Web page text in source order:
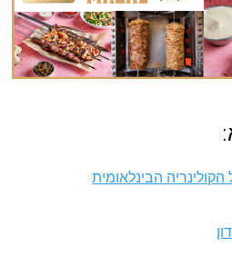
הבינלאומית